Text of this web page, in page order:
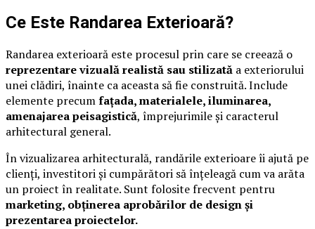
Ce Este Randarea Exterioară?
Randarea exterioară este procesul prin care se creează o
reprezentare vizuală realistă sau stilizată a exteriorului
unei clădiri, înainte ca aceasta să fie construită. Include
elemente precumfațada, materialele, iluminarea,
amenajarea peisagistică, împrejurimile și caracterul
arhitectural general.
În vizualizarea arhitecturală, randările exterioare îi ajută pe
clienți, investitori și cumpărători să înțeleagă cum va arăta
un proiect în realitate. Sunt folosite frecvent pentru
marketing, obținerea aprobărilor de design și
prezentarea proiectelor.